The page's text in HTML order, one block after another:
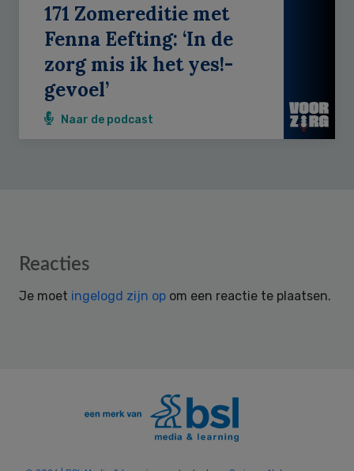
171 Zomereditie met
Fenna Eefting: ‘In de
zorg mis ik het yes!-
gevoel’
Naar de podcast
Reader
Reacties
Je moet ingelogd zijn op om een reactie te plaatsen.